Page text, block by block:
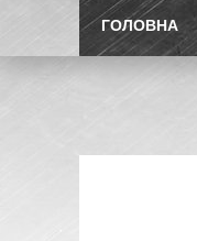
ГОЛОВНА